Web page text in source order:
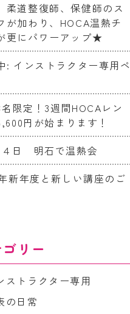
柔道整復師、保健師のス
が加わり、HOCA温熱チ
更にパワーアップ★
: インストラクター専用ペ
限定！3週間HOCAレン
円が始まります！
４日 明石で温熱会
新年度と新しい講座のご
リー
ストラクター専用
の日常